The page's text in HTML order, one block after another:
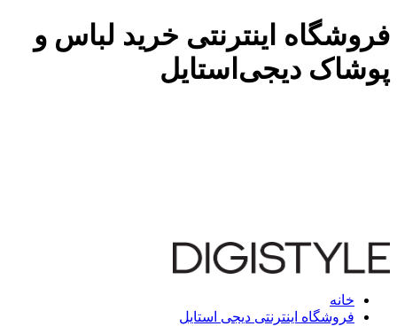
فروشگاه اینترنتی خرید لباس و
پوشاک دیجی‌استایل
خانه
فروشگاه اینترنتی دیجی استایل